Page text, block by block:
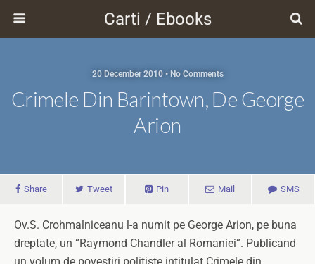
Carti / Ebooks
20 December 2010 • No Comments
Crimele Din Barintown, De George
Arion
Share Tweet Pin Mail SMS
Ov.S. Crohmalniceanu l-a numit pe George Arion, pe buna
dreptate, un “Raymond Chandler al Romaniei”. Publicand